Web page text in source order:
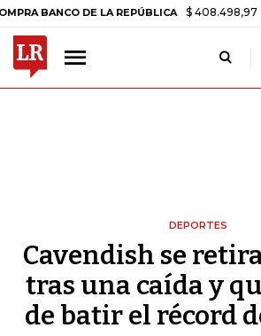
DE LA REPÚBLICA $ 408.498,97 +$
DEPORTES
Cavendish se
tras una caída y
de batir el récord